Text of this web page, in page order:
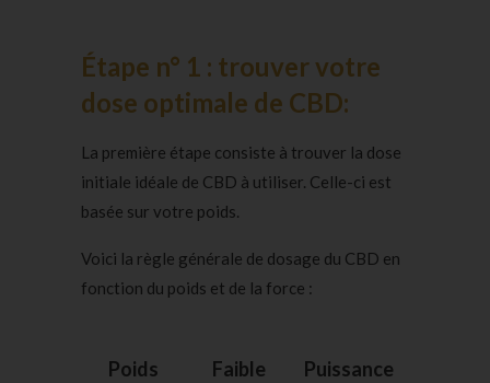
Étape n° 1 : trouver votre
dose optimale de CBD:
La première étape consiste à trouver la dose
initiale idéale de CBD à utiliser. Celle-ci est
basée sur votre poids.
Voici la règle générale de dosage du CBD en
fonction du poids et de la force :
Poids
Faible
Puissance